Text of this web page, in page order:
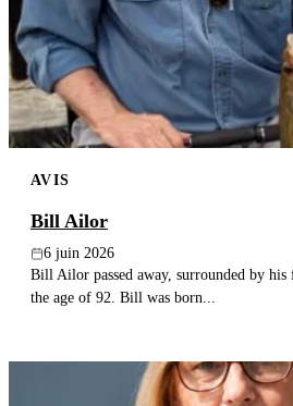
AVIS
Bill Ailor
6 juin 2026
Bill Ailor passed away, surrounded by
the age of 92. Bill was born...